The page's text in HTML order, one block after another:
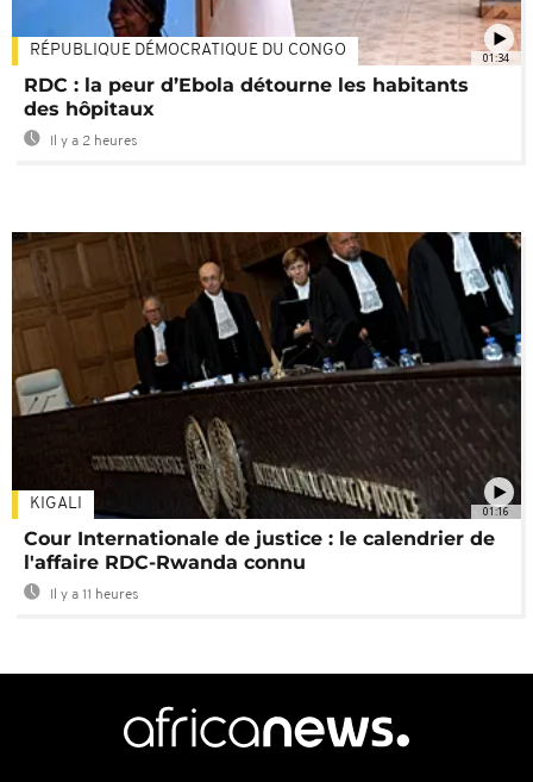
01:34
RÉPUBLIQUE DÉMOCRATIQUE DU CONGO
RDC : la peur d’Ebola détourne les habitants
des hôpitaux
Il y a 2 heures
01:16
KIGALI
Cour Internationale de justice : le calendrier de
l'affaire RDC-Rwanda connu
Il y a 11 heures